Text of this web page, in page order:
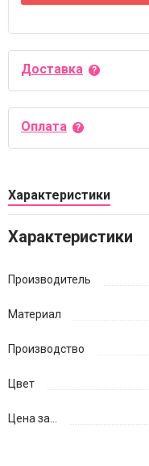
Доставка
Оплата
Характеристики
Характеристики
Производитель
Материал
Производство
Цвет
Цена за...